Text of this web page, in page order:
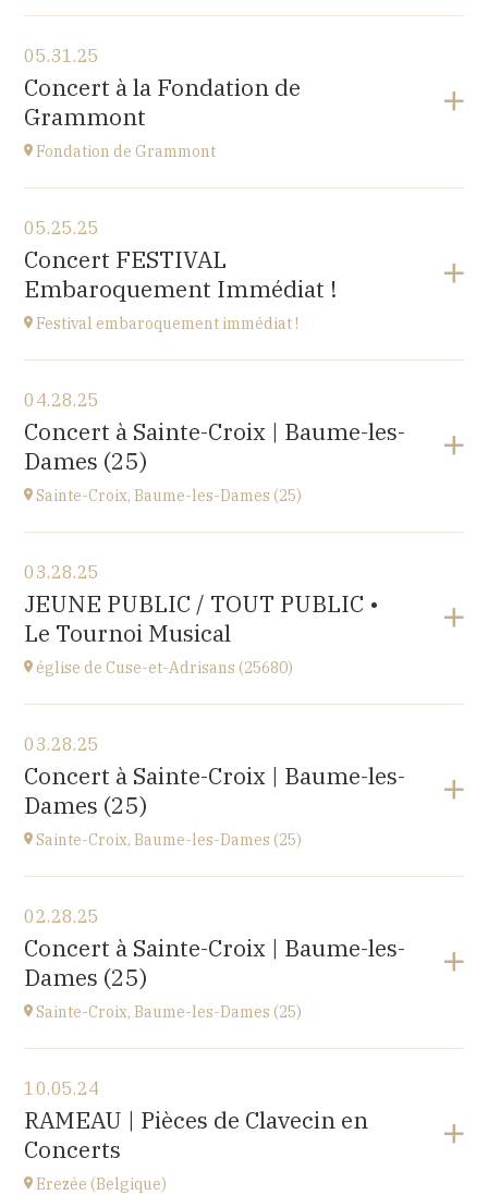
Cuse-et-Adrisans
(25680)
at20H
05.31.25
Concert à la Fondation de
Grammont
Fondation de Grammont
Fondation de Grammont
205 rue de l'Hôpital, 70110 VILLERSEXEL
at14H
05.25.25
Concert FESTIVAL
Embaroquement Immédiat !
Festival embaroquement immédiat !
Le Nord (59)
at14H30
Go to site
04.28.25
Concert à Sainte-Croix | Baume-les-
Dames (25)
Sainte-Croix, Baume-les-Dames (25)
EHPAD du Centre hospitalier Sainte-Croix,
1 avenue du Président Kennedy, 25110 BAUME-LES-
DAMES
03.28.25
JEUNE PUBLIC / TOUT PUBLIC •
Le Tournoi Musical
église de Cuse-et-Adrisans (25680)
Cuse-et-Adrisans
(25680)
at18H30
03.28.25
Concert à Sainte-Croix | Baume-les-
Dames (25)
Sainte-Croix, Baume-les-Dames (25)
EHPAD du Centre hospitalier Sainte-Croix,
1 avenue du Président Kennedy, 25110 BAUME-LES-
DAMES
02.28.25
Concert à Sainte-Croix | Baume-les-
Dames (25)
Sainte-Croix, Baume-les-Dames (25)
EHPAD du Centre hospitalier Sainte-Croix,
1 avenue du Président Kennedy, 25110 BAUME-LES-
DAMES
10.05.24
RAMEAU | Pièces de Clavecin en
Concerts
Erezée (Belgique)